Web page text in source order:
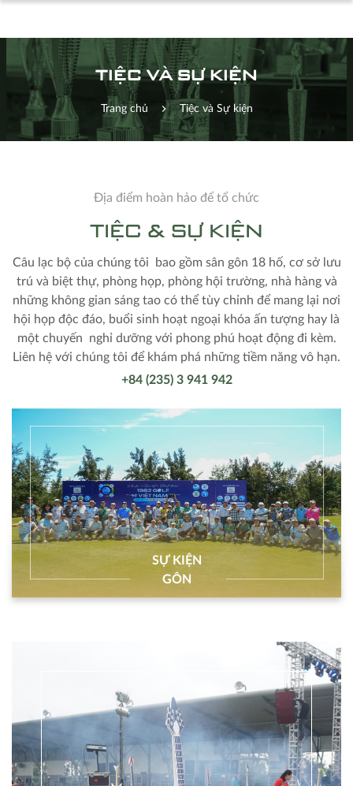
TIỆC VÀ SỰ KIỆN
Trang chủ Tiệc và Sự kiện
Địa điểm hoàn hảo để tổ chức
TIỆC & SỰ KIỆN
Câu lạc bộ của chúng tôi bao gồm sân gôn 18 hố, cơ sở lưu
trú và biệt thự, phòng họp, phòng hội trường, nhà hàng và
những không gian sáng tao có thể tùy chỉnh để mang lại nơi
hội họp độc đáo, buổi sinh hoạt ngoại khóa ấn tượng hay là
một chuyến nghỉ dưỡng với phong phú hoạt động đi kèm.
Liên hệ với chúng tôi để khám phá những tiềm năng vô hạn.
+84 (235) 3 941 942
SỰ KIỆN
GÔN